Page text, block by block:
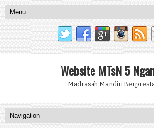
Website MTsN 5
Madrasah Mandiri